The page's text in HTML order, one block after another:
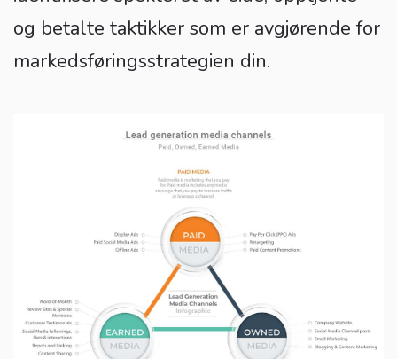
og betalte taktikker som er avgjørende for
markedsføringsstrategien din.